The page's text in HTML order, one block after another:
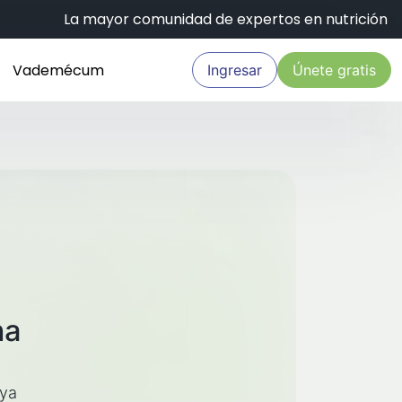
La mayor comunidad de expertos en nutrición
Vademécum Ingresar Únete gratis